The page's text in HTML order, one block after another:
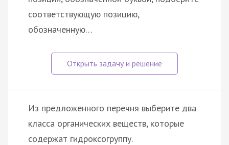
соответствующую позицию,
обозначенную…
Из предложенного перечня выберите два
класса органических веществ, которые
содержат гидроксогруппу.